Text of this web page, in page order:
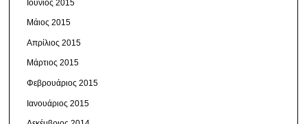
Ιούνιος 2015
Μάιος 2015
Απρίλιος 2015
Μάρτιος 2015
Φεβρουάριος 2015
Ιανουάριος 2015